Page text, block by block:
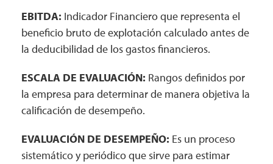
EBITDA: Indicador Financiero que representa el
beneficio bruto de explotación calculado antes de
la deducibilidad de los gastos financieros.
ESCALA DE EVALUACIÓN: Rangos definidos por
la empresa para determinar de manera objetiva la
calificación de desempeño.
EVALUACIÓN DE DESEMPEÑO: Es un proceso
sistemático y periódico que sirve para estimar